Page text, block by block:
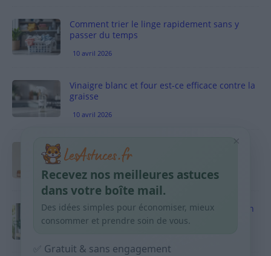
Comment trier le linge rapidement sans y
passer du temps
10 avril 2026
Vinaigre blanc et four est-ce efficace contre la
graisse
10 avril 2026
Taches pigmentaires : routine simple +
habitudes qui aident
9 avril 2026
Produits ménagers : comment économiser en
courses sans acheter 10 sprays
×
Recevez nos meilleures astuces
dans votre boîte mail.
Des idées simples pour économiser, mieux
consommer et prendre soin de vous.
✅ Gratuit & sans engagement